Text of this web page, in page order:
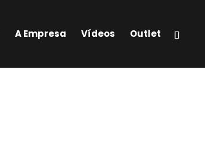
A Empresa Vídeos Outlet